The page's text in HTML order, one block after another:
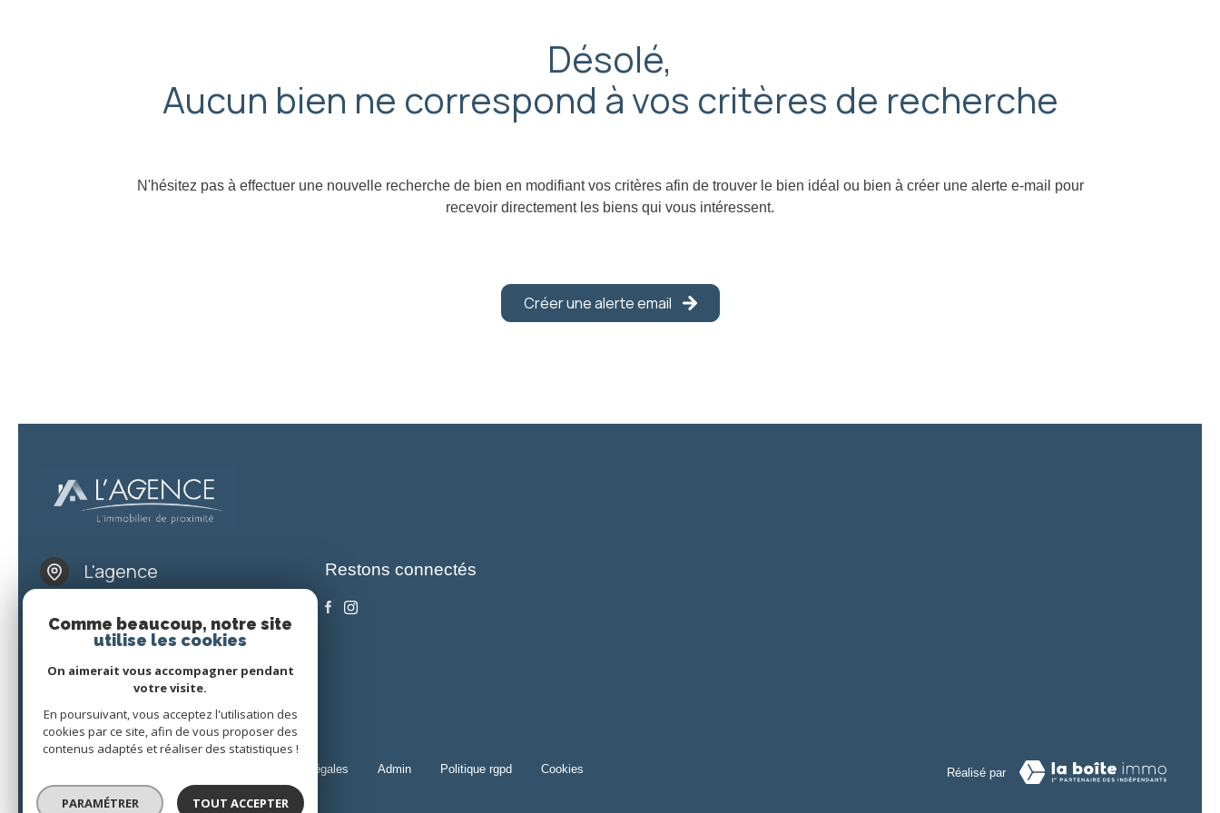
Désolé,
Aucun bien ne correspond à vos critères de recherche
N'hésitez pas à effectuer une nouvelle recherche de bien en modifiant vos critères afin de trouver le bien idéal ou bien à créer une alerte e-mail pour
recevoir directement les biens qui vous intéressent.
Créer une alerte email
L'agence
lagence48@gmail.com
48100 Marvejols
Restons connectés
mentions légales admin politique rgpd cookies
© 2026 | Tous droits réservés
Réalisé par
Comme beaucoup, notre site
utilise les cookies
On aimerait vous accompagner pendant
votre visite.
En poursuivant, vous acceptez l'utilisation des
cookies par ce site, afin de vous proposer des
contenus adaptés et réaliser des statistiques !
PARAMÉTRER TOUT ACCEPTER